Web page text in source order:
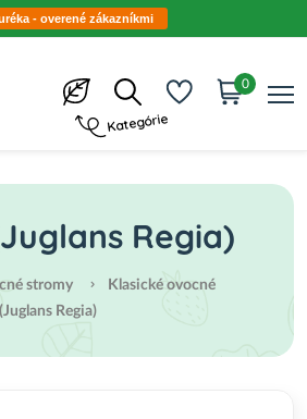
- overené zákazníkmi
Kategórie
0
Regia)
stromy
Klasické ovocné
Regia)